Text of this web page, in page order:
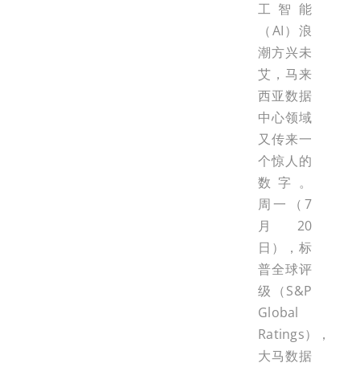
工智能
（AI）浪
潮方兴未
艾，马来
西亚数据
中心领域
又传来一
个惊人的
数字。
周一（7
月20
日），标
普全球评
级（S&P
Global
Ratings），
大马数据